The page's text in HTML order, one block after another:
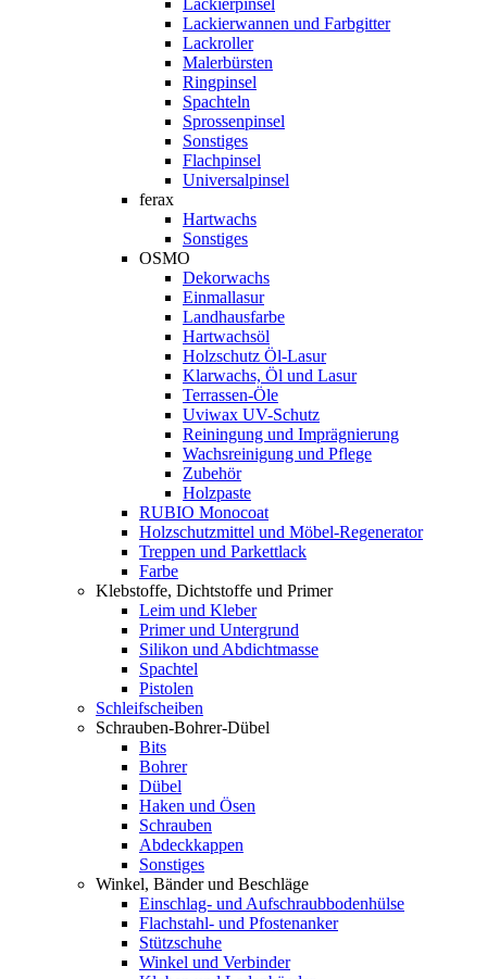
Lackierwannen und Farbgitter
Lackroller
Malerbürsten
Ringpinsel
Spachteln
Sprossenpinsel
Sonstiges
Flachpinsel
Universalpinsel
ferax
Hartwachs
Sonstiges
OSMO
Dekorwachs
Einmallasur
Landhausfarbe
Hartwachsöl
Holzschutz Öl-Lasur
Klarwachs, Öl und Lasur
Terrassen-Öle
Uviwax UV-Schutz
Reiningung und Imprägnierung
Wachsreinigung und Pflege
Zubehör
Holzpaste
RUBIO Monocoat
Holzschutzmittel und Möbel-Regenerator
Treppen und Parkettlack
Farbe
Klebstoffe, Dichtstoffe und Primer
Leim und Kleber
Primer und Untergrund
Silikon und Abdichtmasse
Spachtel
Pistolen
Schleifscheiben
Schrauben-Bohrer-Dübel
Bits
Bohrer
Dübel
Haken und Ösen
Schrauben
Abdeckkappen
Sonstiges
Winkel, Bänder und Beschläge
Einschlag- und Aufschraubbodenhülse
Flachstahl- und Pfostenanker
Stützschuhe
Winkel und Verbinder